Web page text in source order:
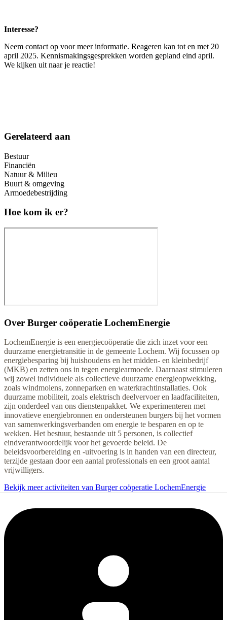
Interesse?
Neem contact op voor meer informatie. Reageren kan tot en met 20
april 2025. Kennismakingsgesprekken worden gepland eind april.
We kijken uit naar je reactie!
Gerelateerd aan
Bestuur
Financiën
Natuur & Milieu
Buurt & omgeving
Armoedebestrijding
Hoe kom ik er?
Over Burger coöperatie LochemEnergie
LochemEnergie is een energiecoöperatie die zich inzet voor een
duurzame energietransitie in de gemeente Lochem. Wij focussen op
energiebesparing bij huishoudens en het midden- en kleinbedrijf
(MKB) en zetten ons in tegen energiearmoede. Daarnaast stimuleren
wij zowel individuele als collectieve duurzame energieopwekking,
zoals windmolens, zonneparken en waterkrachtinstallaties. Ook
duurzame mobiliteit, zoals elektrisch deelvervoer en laadfaciliteiten,
zijn onderdeel van ons dienstenpakket. We experimenteren met
innovatieve energiebronnen en ondersteunen burgers bij het vormen
van samenwerkingsverbanden om energie te besparen en op te
wekken. Het bestuur, bestaande uit 5 personen, is collectief
eindverantwoordelijk voor het gevoerde beleid. De
beleidsvoorbereiding en -uitvoering is in handen van een directeur,
terzijde gestaan door een aantal professionals en een groot aantal
vrijwilligers.
Bekijk meer activiteiten van Burger coöperatie LochemEnergie